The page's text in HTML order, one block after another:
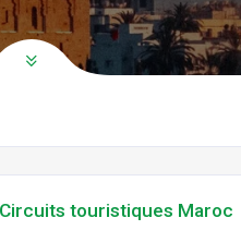
Circuits touristiques Maroc